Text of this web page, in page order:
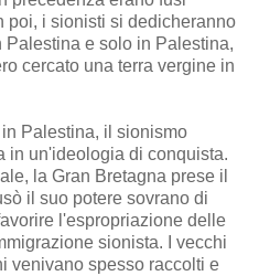
poi, i sionisti si dedicheranno
e solo in Palestina,
cercato una terra vergine in
Palestina, il sionismo
in un'ideologia di conquista.
la Gran Bretagna prese il
il suo potere sovrano di
l'espropriazione delle
sionista. I vecchi
venivano spesso raccolti e